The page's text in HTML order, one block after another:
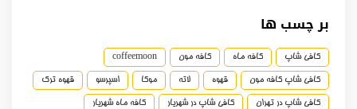
بر چسب ها
کافی شاپ کافه ماه کافه مون coffeemoon
کافی شاپ کافه مون قهوه لاته موکا اسپرسو قهوه ترک
کافی شاپ در تهران کافی شاپ در شهریار کافه ماه شهریار